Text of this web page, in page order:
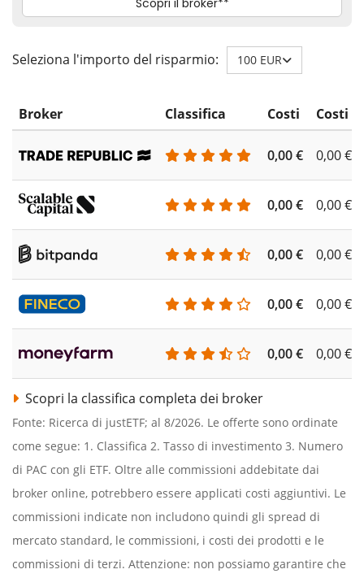
Seleziona l'importo del risparmio: 100 EUR
Broker Classifica Costi Costi
0,00 € 0,00 €
0,00 € 0,00 €
0,00 € 0,00 €
0,00 € 0,00 €
0,00 € 0,00 €
Scopri la classifica completa dei broker
Fonte: Ricerca di justETF; al 8/2026. Le offerte sono ordinate
come segue: 1. Classifica 2. Tasso di investimento 3. Numero
di PAC con gli ETF. Oltre alle commissioni addebitate dai
broker online, potrebbero essere applicati costi aggiuntivi. Le
commissioni indicate non includono quindi gli spread di
mercato standard, le commissioni, i costi dei prodotti e le
commissioni di terzi. Attenzione: non possiamo garantire che